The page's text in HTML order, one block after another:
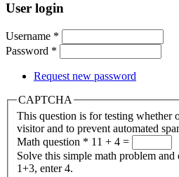
User login
Username *
Password *
Request new password
CAPTCHA
This question is for testing whether
visitor and to prevent automated
Math question * 11 + 4 =
Solve this simple math problem
1+3, enter 4.